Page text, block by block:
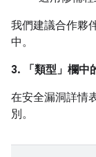
我們建議合作夥
中。
3. 「類型」 欄中
在安全漏洞詳情
別。